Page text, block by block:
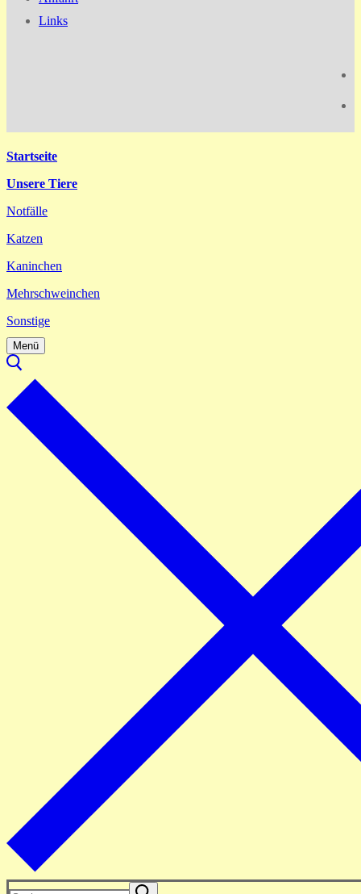
Links
Startseite
Unsere Tiere
Notfälle
Katzen
Kaninchen
Mehrschweinchen
Sonstige
Menü